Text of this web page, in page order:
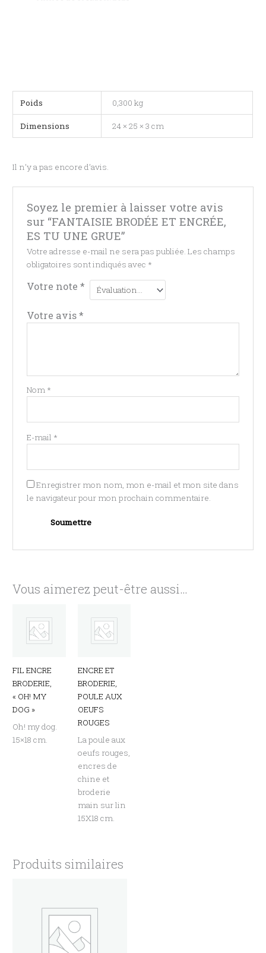
Poids 0,300 kg
Dimensions 24 × 25 × 3 cm
Il n’y a pas encore d’avis.
Soyez le premier à laisser votre avis
sur “FANTAISIE BRODÉE ET ENCRÉE,
ES TU UNE GRUE”
Votre adresse e-mail ne sera pas publiée. Les champs
obligatoires sont indiqués avec *
Votre note *
Votre avis*
Nom *
E-mail *
Enregistrer mon nom, mon e-mail et mon site dans
le navigateur pour mon prochain commentaire.
Vous aimerez peut-être aussi…
FIL ENCRE
BRODERIE,
« OH! MY
DOG »
Oh! my dog.
15×18 cm.
ENCRE ET
BRODERIE,
POULE AUX
OEUFS
ROUGES
La poule aux
oeufs rouges,
encres de
chine et
broderie
main sur lin
15X18 cm.
Produits similaires